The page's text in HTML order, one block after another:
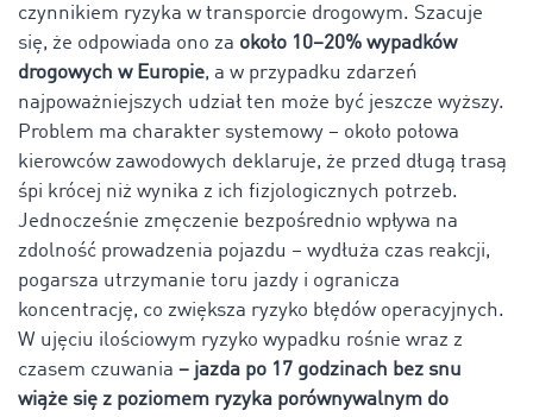
czynnikiem ryzyka w transporcie drogowym. Szacuje
się, że odpowiada ono za około 10–20% wypadków
drogowych w Europie, a w przypadku zdarzeń
najpoważniejszych udział ten może być jeszcze wyższy.
Problem ma charakter systemowy – około połowa
kierowców zawodowych deklaruje, że przed długą trasą
śpi krócej niż wynika z ich fizjologicznych potrzeb.
Jednocześnie zmęczenie bezpośrednio wpływa na
zdolność prowadzenia pojazdu – wydłuża czas reakcji,
pogarsza utrzymanie toru jazdy i ogranicza
koncentrację, co zwiększa ryzyko błędów operacyjnych.
W ujęciu ilościowym ryzyko wypadku rośnie wraz z
czasem czuwania – jazda po 17 godzinach bez snu
wiąże się z poziomem ryzyka porównywalnym do